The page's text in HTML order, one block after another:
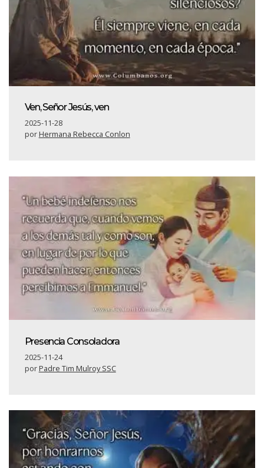
Ven, Señor Jesús, ven
2025-11-28
porHermana Rebecca Conlon
Presencia Consoladora
2025-11-24
porPadre Tim Mulroy SSC